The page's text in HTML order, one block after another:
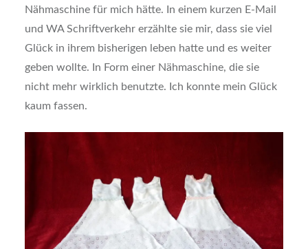
Nähmaschine für mich hätte. In einem kurzen E-Mail
und WA Schriftverkehr erzählte sie mir, dass sie viel
Glück in ihrem bisherigen leben hatte und es weiter
geben wollte. In Form einer Nähmaschine, die sie
nicht mehr wirklich benutzte. Ich konnte mein Glück
kaum fassen.